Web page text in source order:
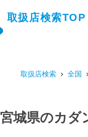
取扱店検索TOP
取扱店検索 全国
宮城県のカダ